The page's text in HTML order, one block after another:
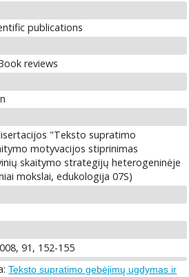
publications
reviews
"Teksto supratimo
motyvacijos stiprinimas
skaitymo strategijų heterogeninėje
mokslai, edukologija 07S)
91, 152-155
Teksto supratimo gebėjimų ugdymas ir